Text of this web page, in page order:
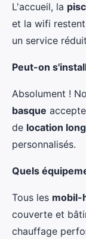
L'accueil, la
et la wifi
un service
Peut-on
Absolument !
basque
de location
personnalisés.
Quels
Tous les mobil-
couverte et
chauffage